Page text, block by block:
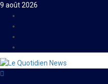
Skip
content
9 août 2026